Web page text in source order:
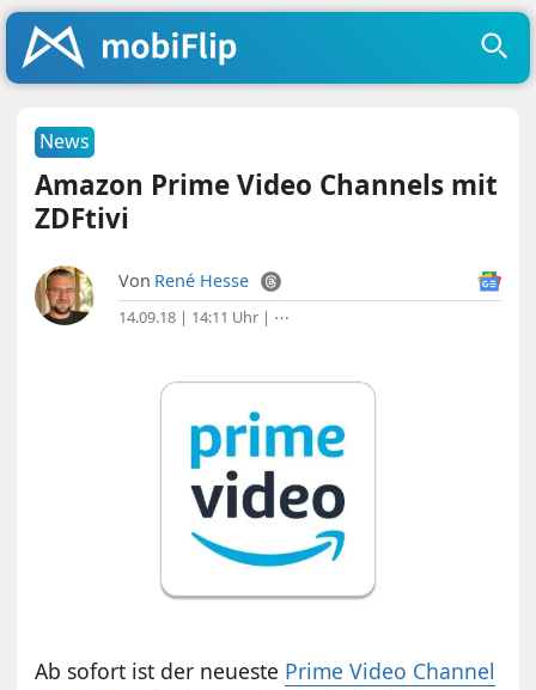
News
Amazon Prime Video Channels mit
ZDFtivi
Von René Hesse
14.09.18 | 14:11 Uhr | ⋯
Ab sofort ist der neueste Prime Video Channel